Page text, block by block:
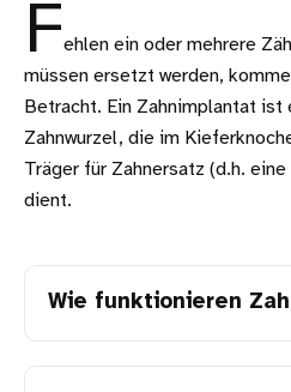
Fehlen ein oder mehrere
müssen ersetzt werden,
Betracht. Ein Zahnimplantat ist
Zahnwurzel, die im
Träger für Zahnersatz (d.h.
dient.
Wie funktionieren